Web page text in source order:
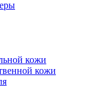
кожи
кожи